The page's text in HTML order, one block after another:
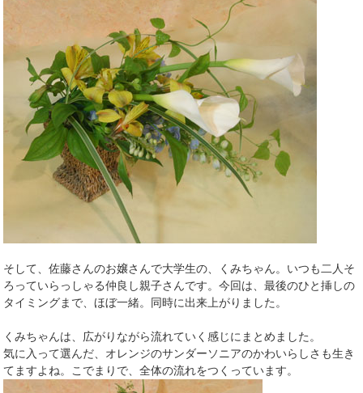
そして、佐藤さんのお嬢さんで大学生の、くみちゃん。いつも二人そ
ろっていらっしゃる仲良し親子さんです。今回は、最後のひと挿しの
タイミングまで、ほぼ一緒。同時に出来上がりました。
くみちゃんは、広がりながら流れていく感じにまとめました。
気に入って選んだ、オレンジのサンダーソニアのかわいらしさも生き
てますよね。こでまりで、全体の流れをつくっています。